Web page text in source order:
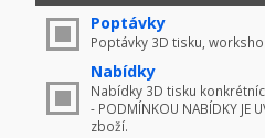
Poptávky
Poptávky 3D tisku,
Nabídky
Nabídky 3D tisku
- PODMÍNKOU NABÍDKY JE
zboží.